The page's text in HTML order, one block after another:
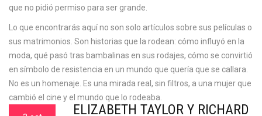
que no pidió permiso para ser grande.
Lo que encontrarás aquí no son solo artículos sobre sus películas o
sus matrimonios. Son historias que la rodean: cómo influyó en la
moda, qué pasó tras bambalinas en sus rodajes, cómo se convirtió
en símbolo de resistencia en un mundo que quería que se callara.
No es un homenaje. Es una mirada real, sin filtros, a una mujer que
cambió el cine y el mundo que lo rodeaba.
ELIZABETH TAYLOR Y RICHARD